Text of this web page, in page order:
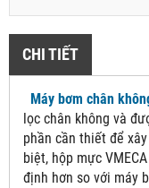
CHI TIẾT
Máy bơm chân
lọc chân không và
phần cần thiết để
biệt, hộp mực
định hơn so với máy